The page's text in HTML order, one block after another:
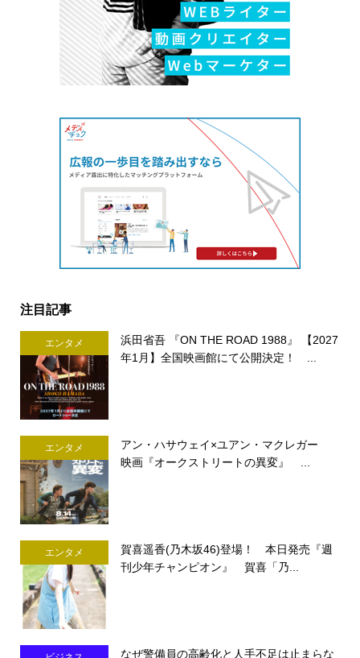
注目記事
エンタメ
浜田省吾 『ON THE ROAD 1988』 【2027
年1月】全国映画館にて公開決定！ ...
エンタメ
アン・ハサウェイ×ユアン・マクレガー
映画『オークストリートの異変』 ...
エンタメ
賀喜遥香(乃木坂46)登場！ 本日発売『週
刊少年チャンピオン』 賀喜「乃...
なぜ警備員の高齢化と人手不足は止まらな